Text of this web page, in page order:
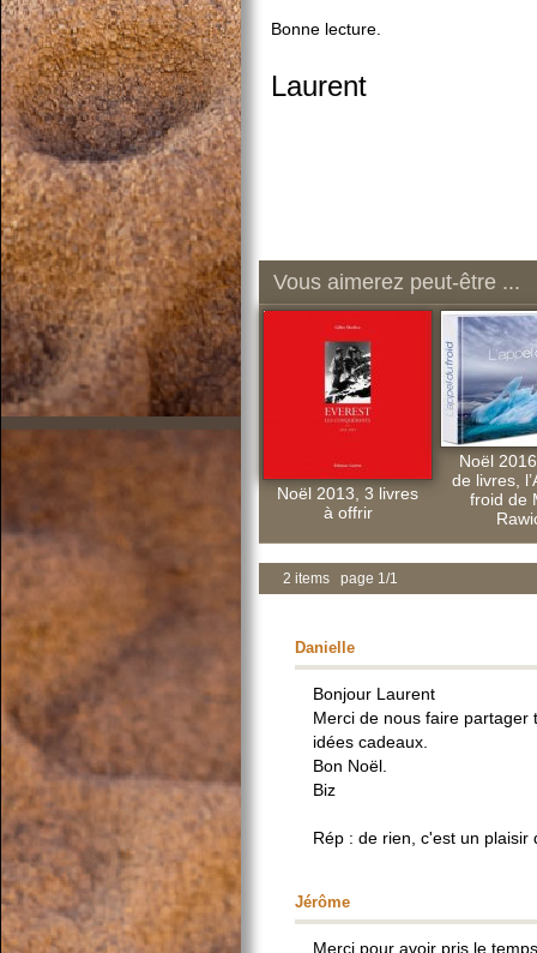
Bonne lecture.
Laurent
Vous aimerez peut-être ...
Noël 2013, 3 livres
à offrir
Noël
de livres,
froid de
2 items page 1/1
Danielle
Bonjour Laurent
Merci de nous faire
idées cadeaux.
Bon Noël.
Biz
Rép : de rien, c'est un
Jérôme
Merci pour avoir pris le